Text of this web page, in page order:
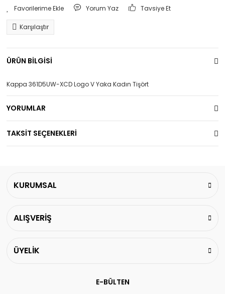
Yorum Yaz Tavsiye Et
Karşılaştır
ÜRÜN BİLGİSİ
Kappa 361D5UW-XCD Logo V Yaka Kadın Tişört
YORUMLAR
TAKSİT SEÇENEKLERİ
KURUMSAL
ALIŞVERİŞ
ÜYELİK
E-BÜLTEN